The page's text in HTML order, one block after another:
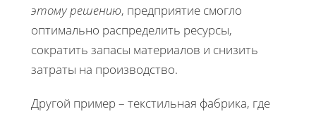
этому решению, предприятие смогло
оптимально распределить ресурсы,
сократить запасы материалов и снизить
затраты на производство.
Другой пример – текстильная фабрика, где